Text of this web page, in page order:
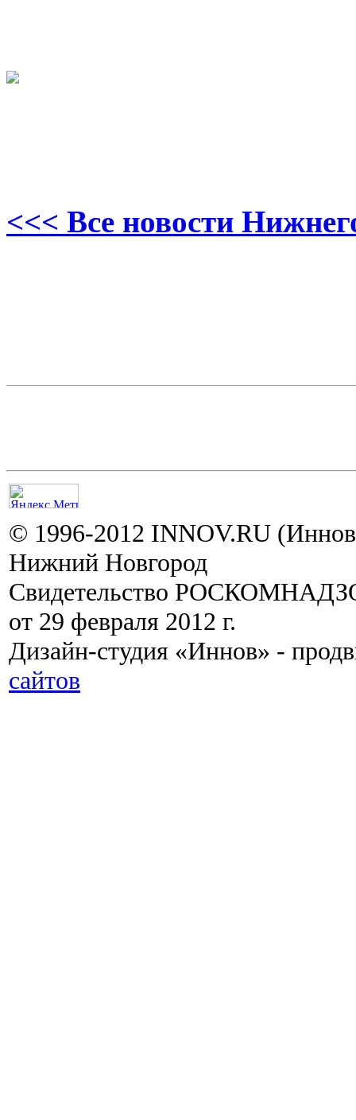
<<< Все новости
© 1996-2012 INNOV.RU
Нижний Новгород
Свидетельство
от 29 февраля 2012 г.
Дизайн-студия «Иннов» -
сайтов